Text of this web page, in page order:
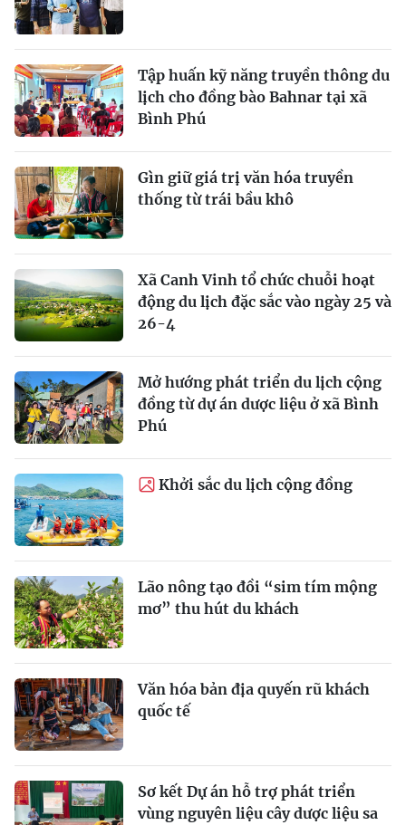
Tập huấn kỹ năng truyền thông du
lịch cho đồng bào Bahnar tại xã
Bình Phú
Gìn giữ giá trị văn hóa truyền
thống từ trái bầu khô
Xã Canh Vinh tổ chức chuỗi hoạt
động du lịch đặc sắc vào ngày 25 và
26-4
Mở hướng phát triển du lịch cộng
đồng từ dự án dược liệu ở xã Bình
Phú
Khởi sắc du lịch cộng đồng
Lão nông tạo đồi “sim tím mộng
mơ” thu hút du khách
Văn hóa bản địa quyến rũ khách
quốc tế
Sơ kết Dự án hỗ trợ phát triển
vùng nguyên liệu cây dược liệu sa